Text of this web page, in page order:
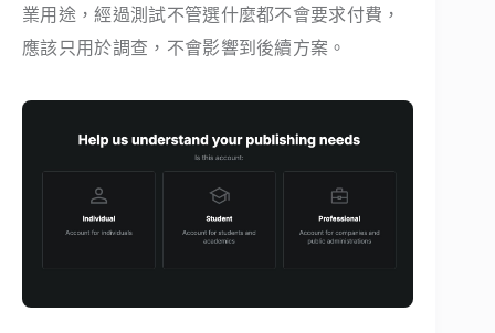
業用途，經過測試不管選什麼都不會要求付費，
應該只用於調查，不會影響到後續方案。